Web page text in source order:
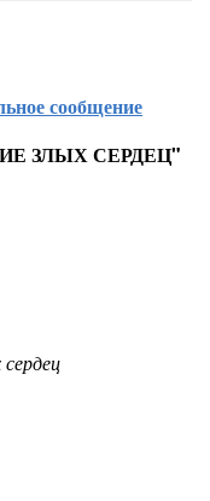
сообщение
ЗЛЫХ СЕРДЕЦ"